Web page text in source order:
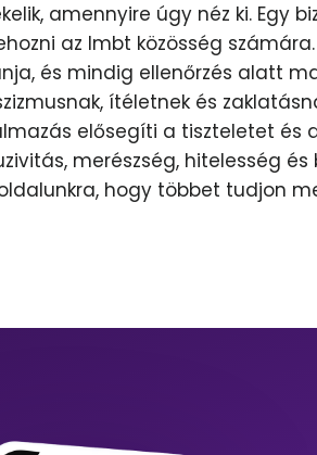
amennyire úgy néz ki. Egy
az lmbt közösség
és mindig ellenőrzés alatt
ítéletnek és
elősegíti a tiszteletet és
merészség, hitelesség
hogy többet tudjon